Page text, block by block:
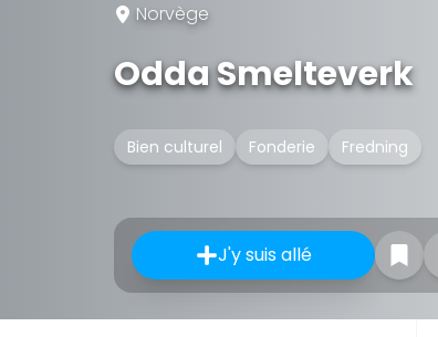
Norvège
Odda Smelteverk
Bien culturel Fonderie Fredning
J'y suis allé